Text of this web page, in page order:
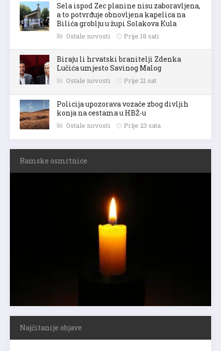
Sela ispod Zec planine nisu zaboravljena,
a to potvrđuje obnovljena kapelica na
Bilića groblju u župi Solakova Kula
Ostale novosti Prije 18 sati
Biraju li hrvatski branitelji Zdenka
Lučića umjesto Savinog Malog
Ostale novosti Prije 21 sat
Policija upozorava vozače zbog divljih
konja na cestama u HBŽ-u
Ostale novosti Prije 23 sata
Ramske osmrtnice
Najčitanije objave